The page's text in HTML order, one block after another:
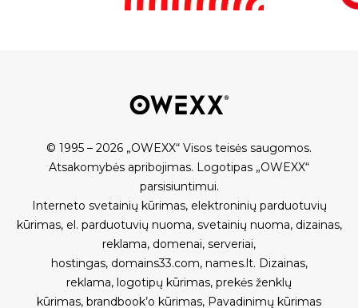
© 1995 – 2026 „OWEXX“ Visos teisės saugomos.
Atsakomybės apribojimas. Logotipas „OWEXX“
parsisiuntimui.
Interneto svetainių kūrimas, elektroninių parduotuvių
kūrimas, el. parduotuvių nuoma, svetainių nuoma, dizainas,
reklama, domenai, serveriai,
hostingas, domains33.com, names.lt. Dizainas,
reklama, logotipų kūrimas, prekės ženklų
kūrimas, brandbook’o kūrimas, Pavadinimų kūrimas